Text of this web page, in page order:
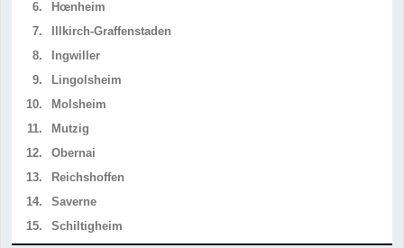
6.
Hœnheim
7.
Illkirch-Graffenstaden
8.
Ingwiller
9.
Lingolsheim
10.
Molsheim
11.
Mutzig
12.
Obernai
13.
Reichshoffen
14.
Saverne
15.
Schiltigheim